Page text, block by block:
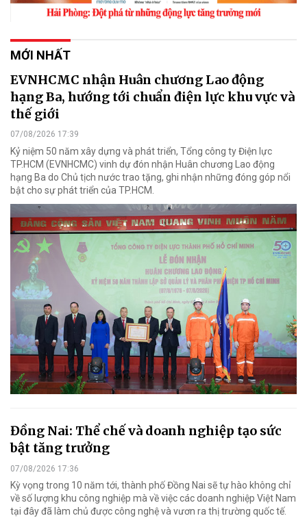
MỚI NHẤT
EVNHCMC nhận Huân chương Lao động
hạng Ba, hướng tới chuẩn điện lực khu vực và
thế giới
07/08/2026 17:39
Kỷ niệm 50 năm xây dựng và phát triển, Tổng công ty Điện lực
TP.HCM (EVNHCMC) vinh dự đón nhận Huân chương Lao động
hạng Ba do Chủ tịch nước trao tặng, ghi nhận những đóng góp nổi
bật cho sự phát triển của TP.HCM.
Đồng Nai: Thể chế và doanh nghiệp tạo sức
bật tăng trưởng
07/08/2026 17:36
Kỳ vọng trong 10 năm tới, thành phố Đồng Nai sẽ tự hào không chỉ
về số lượng khu công nghiệp mà về việc các doanh nghiệp Việt Nam
tại đây đã làm chủ được công nghệ và vươn ra thị trường quốc tế.